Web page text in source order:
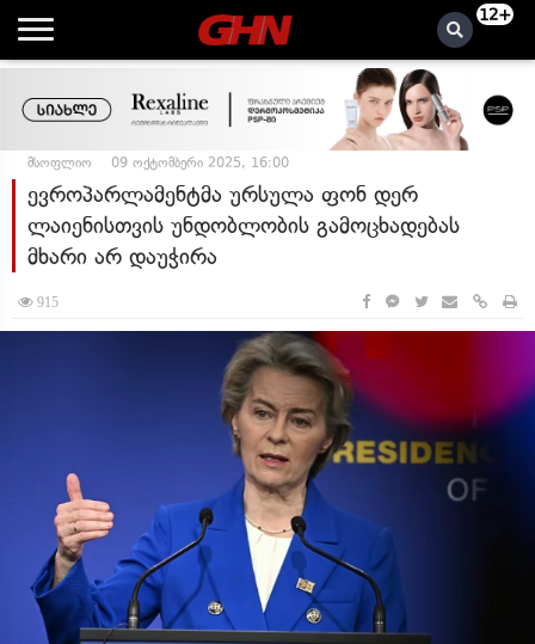
12+
მსოფლიო 09 ოქტომბერი 2025, 16:00
ევროპარლამენტმა ურსულა ფონ დერ
ლაიენისთვის უნდობლობის გამოცხადებას
მხარი არ დაუჭირა
915